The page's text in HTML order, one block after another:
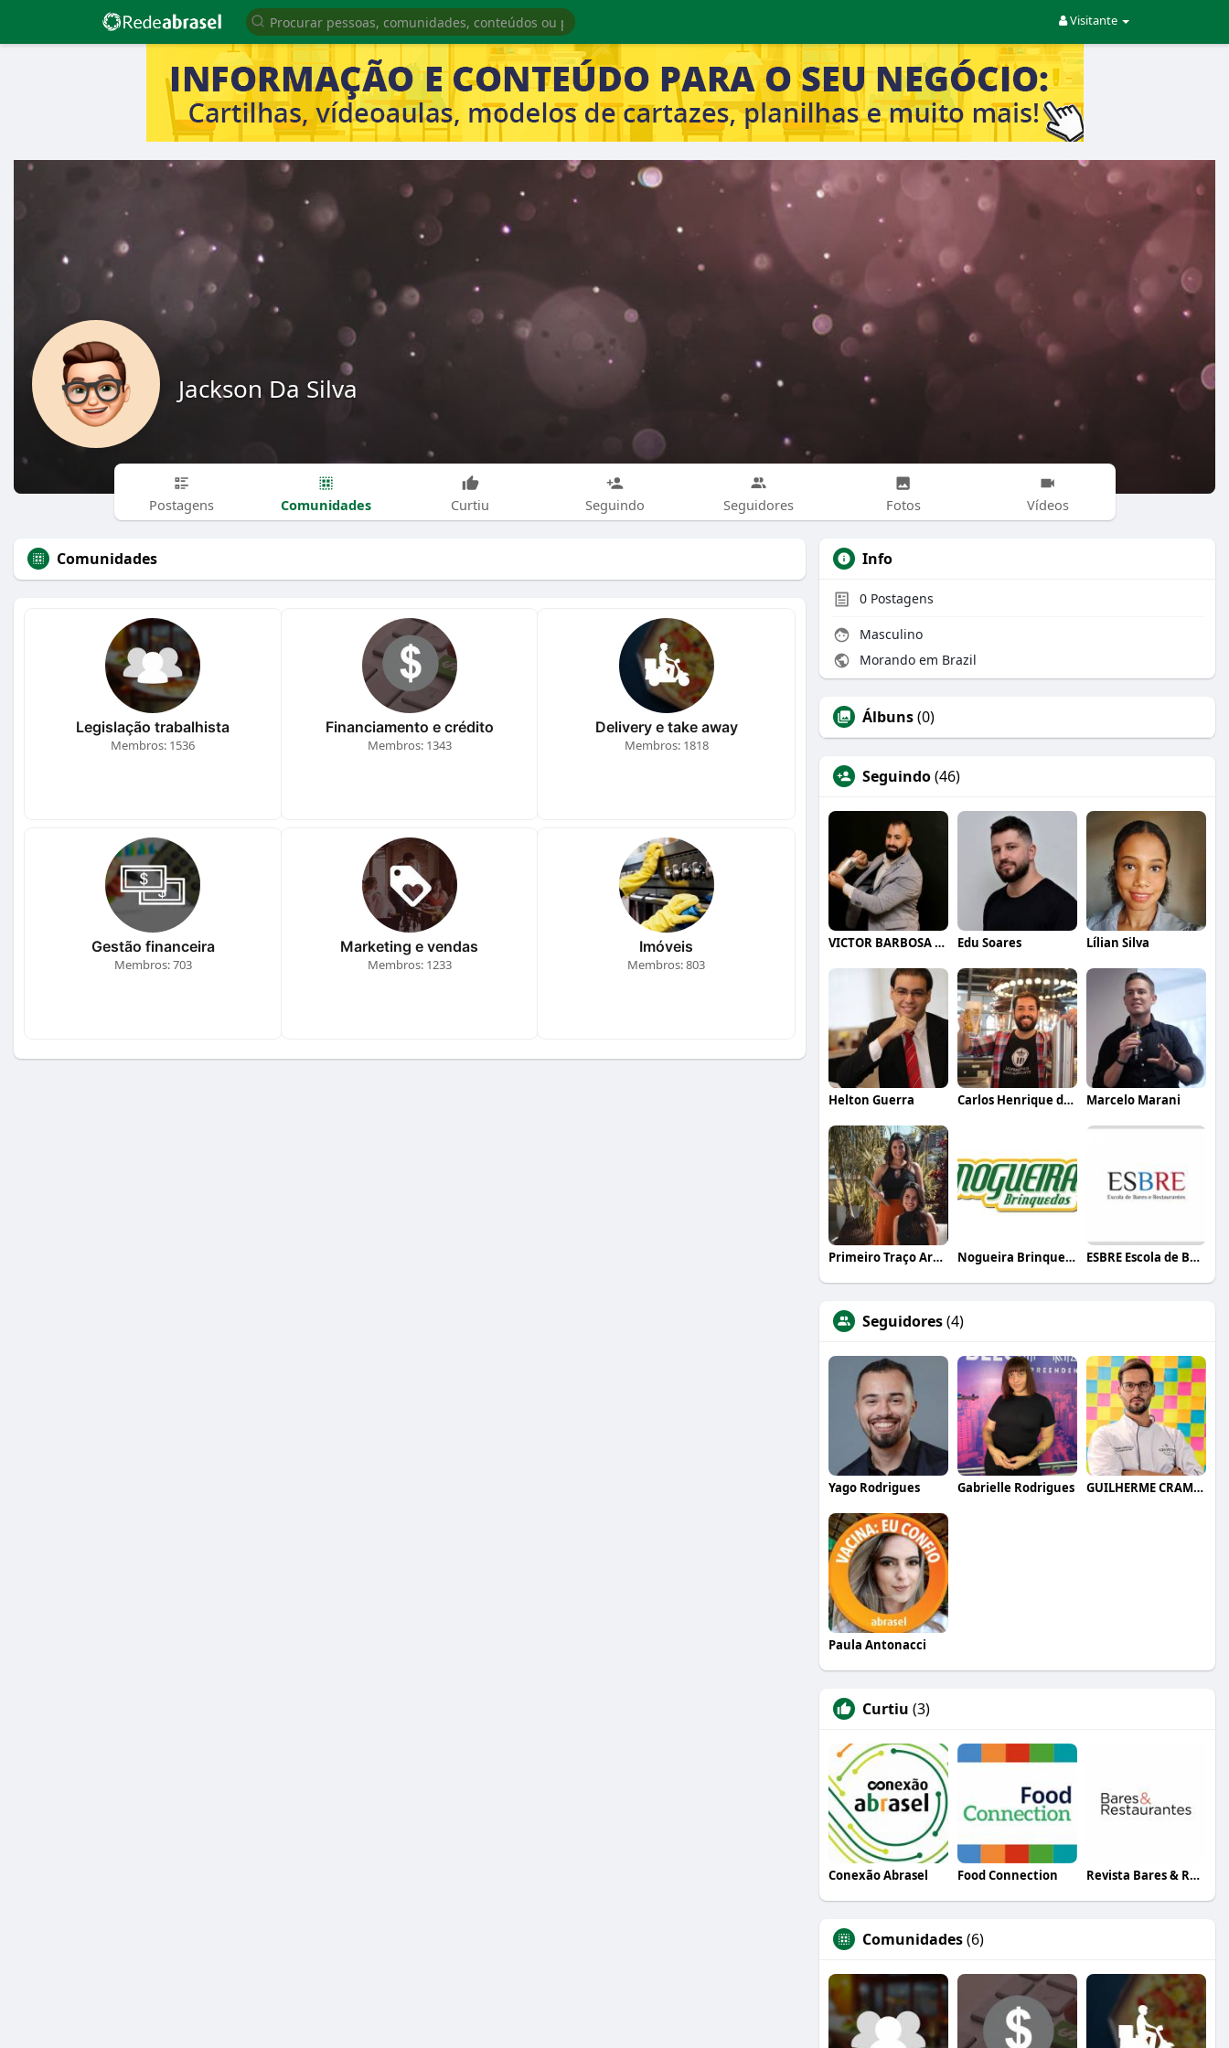
Visitante
Jackson Da Silva
Postagens Comunidades Curtiu Seguindo Seguidores Fotos Vídeos
Comunidades
Legislação trabalhista
Membros: 1536
Financiamento e crédito
Membros: 1343
Delivery e take away
Membros: 1818
Gestão financeira
Membros: 703
Marketing e vendas
Membros: 1233
Imóveis
Membros: 803
Info
0 Postagens
Masculino
Morando em Brazil
Álbuns(0)
Seguindo(46)
VICTOR BARBOSA QUARANTA Edu Soares Lílian Silva
Helton Guerra Carlos Henrique de Faria Vasconcelos Marcelo Marani
Primeiro Traço Arquitetura Nogueira Brinquedos ESBRE Escola de Bares e Restaurantes
Seguidores(4)
Yago Rodrigues Gabrielle Rodrigues GUILHERME CRAMER BALLE
Paula Antonacci
Curtiu (3)
Conexão Abrasel Food Connection Revista Bares & Restaurantes
Comunidades(6)